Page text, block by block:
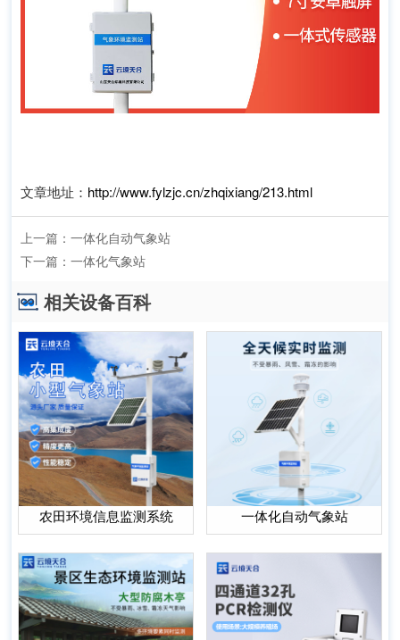
文章地址： http://www.fylzjc.cn/zhqixiang/213.html
上一篇： 一体化自动气象站
下一篇： 一体化气象站
相关设备百科
农田环境信息监测系统 一体化自动气象站